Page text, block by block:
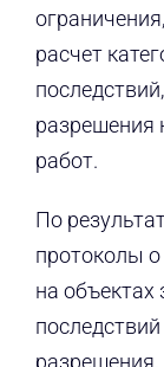
расчет
разрешения
работ.
По
протоколы
на объектах